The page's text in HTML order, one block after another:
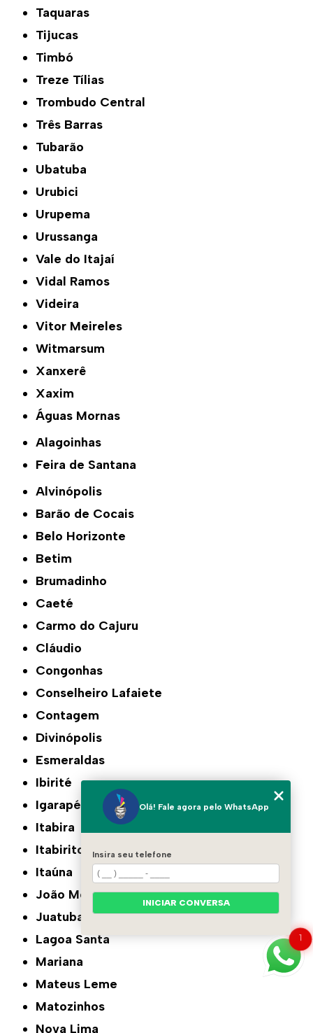
Taquaras
Tijucas
Timbó
Treze Tílias
Trombudo Central
Três Barras
Tubarão
Ubatuba
Urubici
Urupema
Urussanga
Vale do Itajaí
Vidal Ramos
Videira
Vitor Meireles
Witmarsum
Xanxerê
Xaxim
Águas Mornas
Alagoinhas
Feira de Santana
Alvinópolis
Barão de Cocais
Belo Horizonte
Betim
Brumadinho
Caeté
Carmo do Cajuru
Cláudio
Congonhas
Conselheiro Lafaiete
Contagem
Divinópolis
Esmeraldas
Ibirité
Igarapé
Itabira
Itabirito
Itaúna
João Monlevade
Juatuba
Lagoa Santa
Mariana
Mateus Leme
Matozinhos
Nova Lima
1
Olá! Fale agora pelo WhatsApp
Insira seu telefone
INICIAR CONVERSA